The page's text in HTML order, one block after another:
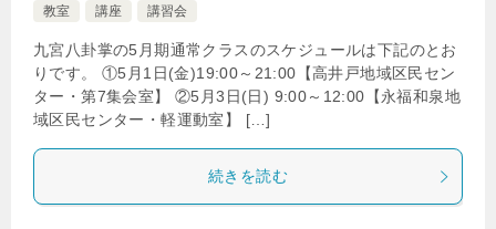
教室
講座 講習会
九宮八卦掌の5月期通常クラスのスケジュールは下記のとお
りです。 ①5月1日(金)19:00～21:00【高井戸地域区民セン
ター・第7集会室】 ②5月3日(日) 9:00～12:00【永福和泉地
域区民センター・軽運動室】 […]
続きを読む